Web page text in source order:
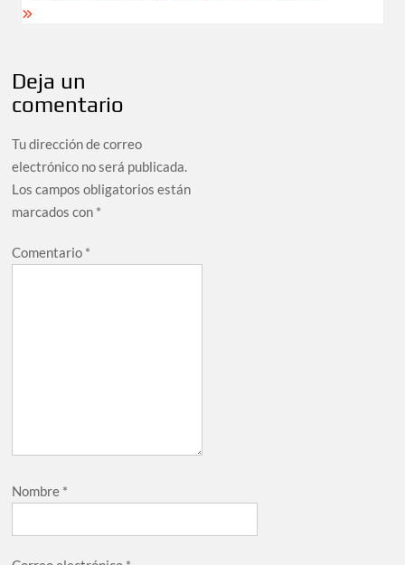
Deja un
comentario
Tu dirección de correo
electrónico no será publicada.
Los campos obligatorios están
marcados con *
Comentario *
Nombre *